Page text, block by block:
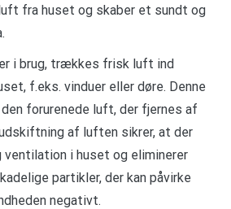
fra huset og skaber et sundt og
i brug, trækkes frisk luft ind
f.eks. vinduer eller døre. Denne
forurenede luft, der fjernes af
af luften sikrer, at der
i huset og eliminerer
partikler, der kan påvirke
negativt.